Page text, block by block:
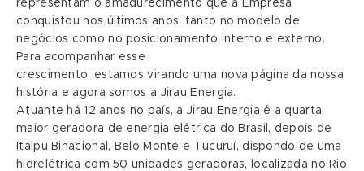
representam o amadurecimento que a Empresa
conquistou nos últimos anos, tanto no modelo de
negócios como no posicionamento interno e externo.
Para acompanhar esse
crescimento, estamos virando uma nova página da nossa
história e agora somos a Jirau Energia.
Atuante há 12 anos no país, a Jirau Energia é a quarta
maior geradora de energia elétrica do Brasil, depois de
Itaipu Binacional, Belo Monte e Tucuruí, dispondo de uma
hidrelétrica com 50 unidades geradoras, localizada no Rio